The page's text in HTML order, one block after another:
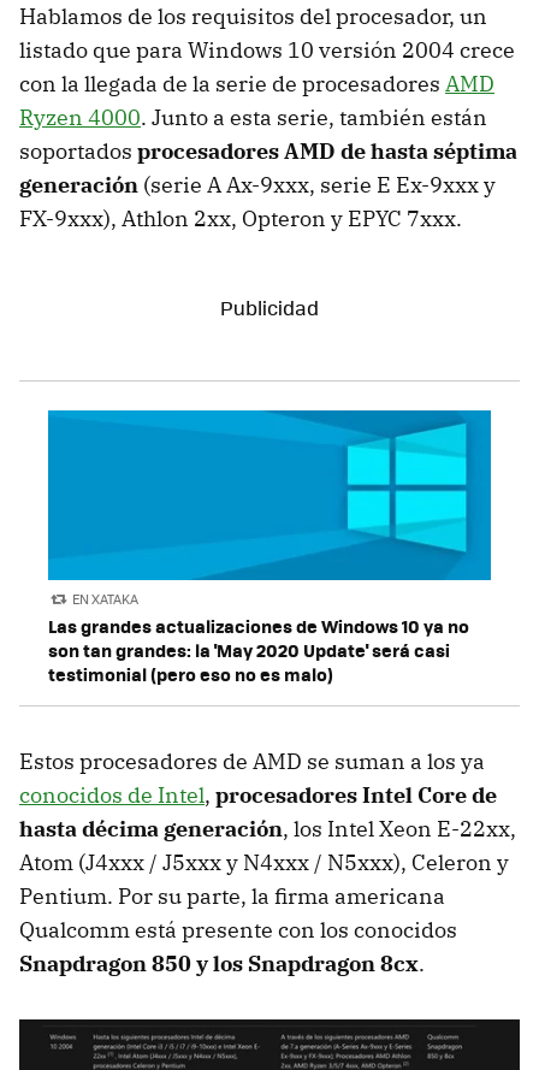
Hablamos de los requisitos del procesador, un
listado que para Windows 10 versión 2004 crece
con la llegada de la serie de procesadores AMD
Ryzen 4000. Junto a esta serie, también están
soportados procesadores AMD de hasta séptima
generación (serie A Ax-9xxx, serie E Ex-9xxx y
FX-9xxx), Athlon 2xx, Opteron y EPYC 7xxx.
EN XATAKA
Las grandes actualizaciones de Windows 10 ya no
son tan grandes: la 'May 2020 Update' será casi
testimonial (pero eso no es malo)
Estos procesadores de AMD se suman a los ya
conocidos de Intel, procesadores Intel Core de
hasta décima generación, los Intel Xeon E-22xx,
Atom (J4xxx / J5xxx y N4xxx / N5xxx), Celeron y
Pentium. Por su parte, la firma americana
Qualcomm está presente con los conocidos
Snapdragon 850 y los Snapdragon 8cx.